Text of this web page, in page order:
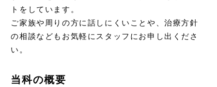
トをしています。
ご家族や周りの方に話しにくいことや、治療方針
の相談などもお気軽にスタッフにお申し出くださ
い。
当科の概要